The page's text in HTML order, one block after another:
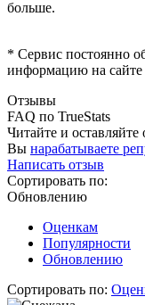
больше.
* Сервис постоянно
информацию на сайте
Отзывы
FAQ по TrueStats
Читайте и
Вы нарабатываете
Написать отзыв
Сортировать по:
Обновлению
Оценкам
Популярности
Обновлению
Сортировать по: